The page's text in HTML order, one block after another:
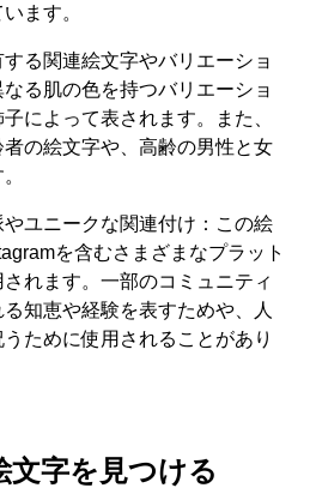
ます。
る関連絵文字やバリエーショ
る肌の色を持つバリエーショ
によって表されます。また、
の絵文字や、高齢の男性と女
ユニークな関連付け：この絵
を含むさまざまなプラット
れます。一部のコミュニティ
知恵や経験を表すためや、人
ために使用されることがあり
文字を見つける